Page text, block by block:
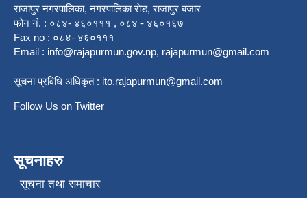
राजापुर नगरपालिका, नगरपालिका राेड, राजापुर बजार
फोन नं. : ०८४- ४६०१११ , ०८४ - ४६०१६७
Fax no : ०८४- ४६०१११
Email : info@rajapurmun.gov.np, rajapurmun@gmail.com
सूचना प्रविधि अधिकृत : ito.rajapurmun@gmail.com
Follow Us on Twitter
सूचनाहरु
सूचना तथा समाचार